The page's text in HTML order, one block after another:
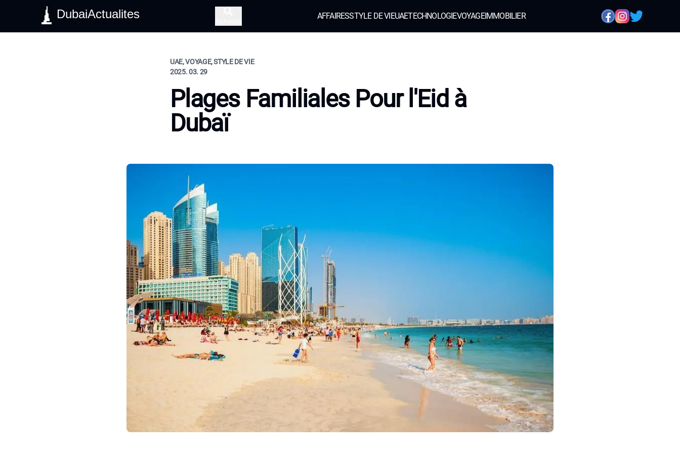
DubaiActualites AFFAIRESSTYLE DE VIEUAETECHNOLOGIEVOYAGEIMMOBILIER
UAE, VOYAGE, STYLE DE VIE
2025. 03. 29
Plages Familiales Pour l'Eid à
Dubaï